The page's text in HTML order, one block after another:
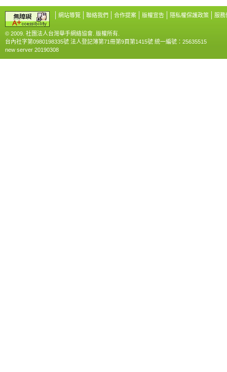
網站導覽 聯絡我們 合作提案 版權宣告 隱私權保護政策 服務
© 2009. 社團法人台灣舉手網絡協會. 版權所有.
台內社字第0980198335號 法人登記簿第71冊第9頁第1415號 統一編號：25635515
new server 20190308